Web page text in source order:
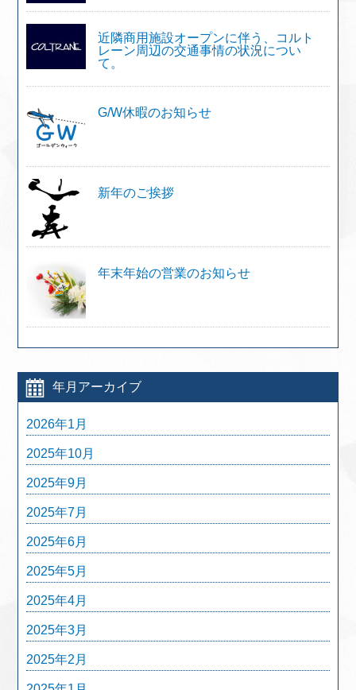
近隣商用施設オープンに伴う、コルト
レーン周辺の交通事情の状況につい
て。
G/W休暇のお知らせ
新年のご挨拶
年末年始の営業のお知らせ
年月アーカイブ
2026年1月
2025年10月
2025年9月
2025年7月
2025年6月
2025年5月
2025年4月
2025年3月
2025年2月